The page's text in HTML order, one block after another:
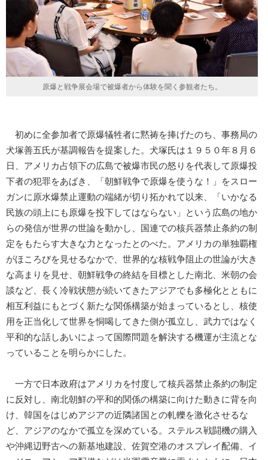
原爆と戦争展会場で被爆者から体験を聞く参観者たち。
初めに全参加者で原爆犠牲者に黙祷を捧げたのち、事務局の
犬塚善五氏が基調報告を提案した。犬塚氏は１９５０年８月６
日、アメリカ占領下の広島で被爆市民の怒りを代表して原爆投
下者の犯罪をあばき、「朝鮮戦争で原爆を使うな！」をスロー
ガンに原水爆禁止運動の端緒が切り拓かれて以来、「いかなる
民族の頭上にも原爆を投下してはならない」という広島の地か
らの発信が世界の世論を動かし、国連での核兵器禁止条約の制
定をもたらす大きな力となったとのべた。アメリカの単独覇権
がほころびを見せるなかで、世界的な核戦争阻止の世論が大き
な高まりを見せ、朝鮮戦争の終結を目標とした南北、米朝の会
談など、長く冷戦状態が続いてきたアジアでも多極化とともに
相互利益にもとづく新たな関係構築が始まっているとし、核使
用を正当化して世界を恫喝してきた側が孤立し、武力ではなく
平和的な話しあいによって国際問題を解決する機運が主流とな
っていることを明らかにした。
一方で日本政府はアメリカを忖度して核兵器禁止条約の制定
に反対し、南北朝鮮の平和的関係の構築に向けた動きに背を向
け、韓国をはじめアジアの近隣諸国との軋轢を激化させるな
ど、アジアのなかで孤立を深めている。ステルス戦闘機の購入
や沖縄辺野古への新基地建設、佐賀空港のオスプレイ配備、イ